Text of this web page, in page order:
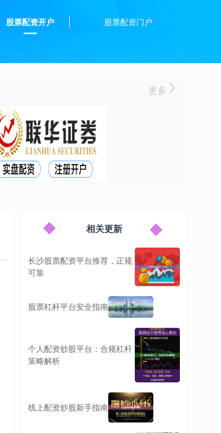
股票配资开户 股票配资门户
更多
相关更新
长沙股票配资平台推荐，正规
可靠
股票杠杆平台安全指南
个人配资炒股平台：合规杠杆
策略解析
线上配资炒股新手指南